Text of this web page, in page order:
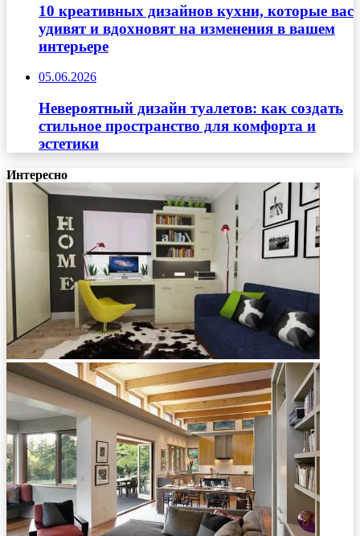
10 креативных дизайнов кухни, которые вас
удивят и вдохновят на изменения в вашем
интерьере
05.06.2026
Невероятный дизайн туалетов: как создать
стильное пространство для комфорта и
эстетики
Интересно